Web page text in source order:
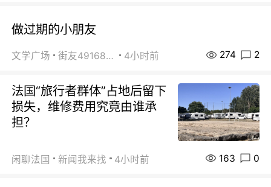
做过期的小朋友
文学广场 街友49168527 4小时前 274 2
法国“旅行者群体”占地后留下
损失，维修费用究竟由谁承
担？
闲聊法国 新闻我来找 4小时前 163 0